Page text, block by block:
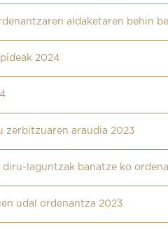
aldaketaren behin
2024
zerbitzuaren araudia 2023
laguntzak banatze ko
udal ordenantza 2023